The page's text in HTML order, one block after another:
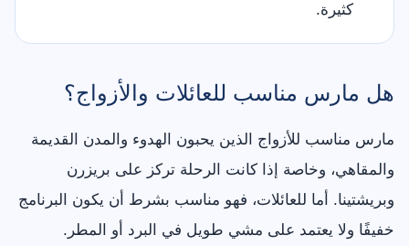
كثيرة.
هل مارس مناسب للعائلات والأزواج؟
مارس مناسب للأزواج الذين يحبون الهدوء والمدن القديمة
والمقاهي، وخاصة إذا كانت الرحلة تركز على بريزرن
وبريشتينا. أما للعائلات، فهو مناسب بشرط أن يكون البرنامج
خفيفًا ولا يعتمد على مشي طويل في البرد أو المطر.